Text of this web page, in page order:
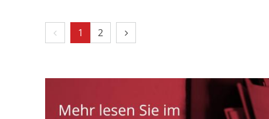
Vorherige Seite
1 2 Nächste Seite